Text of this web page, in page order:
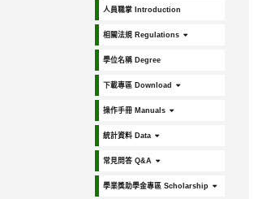
人員職掌 Introduction
相關法規 Regulations
學位名稱 Degree
下載專區 Download
操作手冊 Manuals
統計資料 Data
常見問答 Q&A
學業獎助學金專區 Scholarship